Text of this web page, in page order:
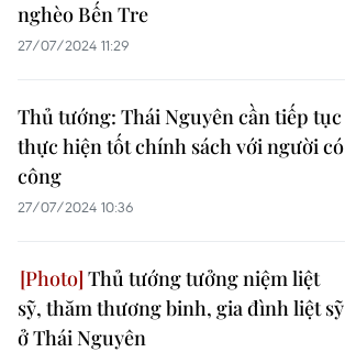
nghèo Bến Tre
27/07/2024 11:29
Thủ tướng: Thái Nguyên cần tiếp tục
thực hiện tốt chính sách với người có
công
27/07/2024 10:36
Thủ tướng tưởng niệm liệt
sỹ, thăm thương binh, gia đình liệt sỹ
ở Thái Nguyên